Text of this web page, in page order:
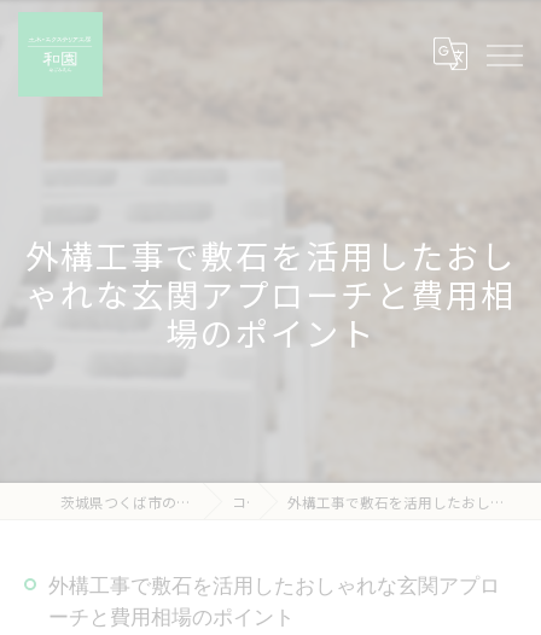
外構工事で敷石を活用したおし
ゃれな玄関アプローチと費用相
場のポイント
茨城県つくば市の外構工事なら有限会社和園 コラム 外構工事で敷石を活用したおしゃれな玄関アプローチと費用相場のポイント
外構工事で敷石を活用したおしゃれな玄関アプロ
ーチと費用相場のポイント